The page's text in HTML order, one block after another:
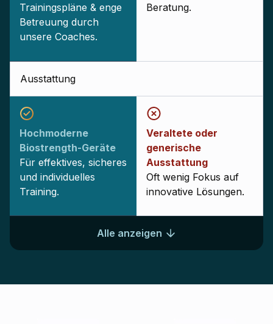
Trainingspläne & enge
Betreuung durch
unsere Coaches.
Beratung.
Ausstattung
Hochmoderne
Biostrength-Geräte
Für effektives, sicheres
und individuelles
Training.
Veraltete oder
generische
Ausstattung
Oft wenig Fokus auf
innovative Lösungen.
Alle anzeigen